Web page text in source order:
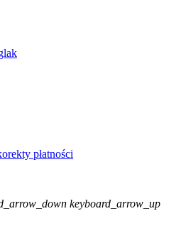
płatności
keyboard_arrow_up